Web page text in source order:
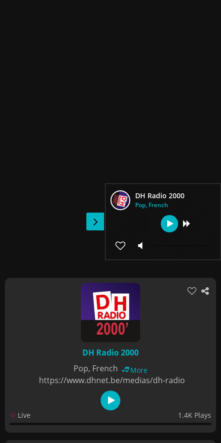
DH Radio 2000
Pop, French
DH Radio 2000
Pop, French
More
https://www.dhnet.be/medias/dh-radio
Live 1.4K Plays